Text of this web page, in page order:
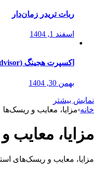
ربات تریدر زمان‌دار
اسفند 1, 1404
اکسپرت هجینگ (Hedging Expert Advisor)
بهمن 30, 1404
نمایش بیشتر
خانه›مزایا، معایب و ریسک‌ها
مزایا، معایب
مزایا، معایب و ریسک‌های